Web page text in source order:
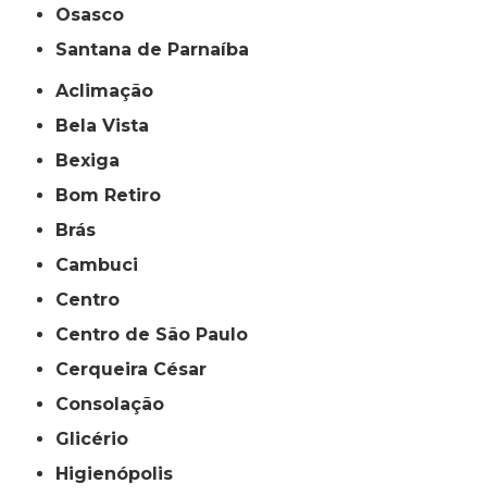
Osasco
Santana de Parnaíba
Aclimação
Bela Vista
Bexiga
Bom Retiro
Brás
Cambuci
Centro
Centro de São Paulo
Cerqueira César
Consolação
Glicério
Higienópolis